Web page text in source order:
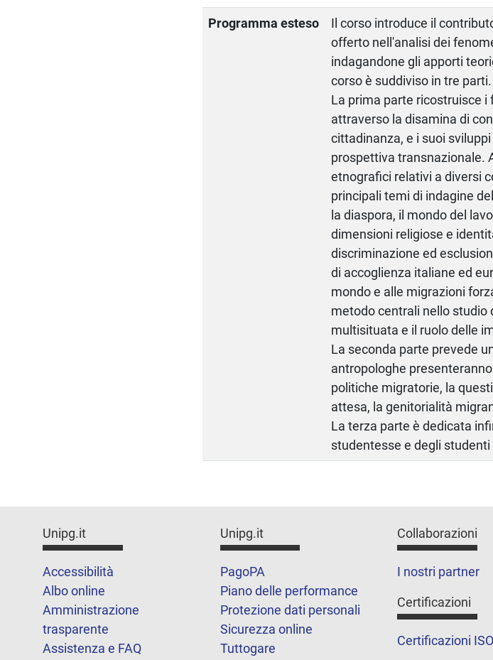
Programma esteso
Il corso introduce il
offerto nell'analisi dei
indagandone gli apporti
corso è suddiviso in tre parti.
La prima parte ricostruisce
attraverso la disamina di
cittadinanza, e i suoi
prospettiva transnazionale.
etnografici relativi a diversi
principali temi di indagine
la diaspora, il mondo del
dimensioni religiose e
discriminazione ed
di accoglienza italiane ed
mondo e alle migrazioni
metodo centrali nello studio
multisituata e il ruolo delle
La seconda parte prevede
antropologhe
politiche migratorie, la
attesa, la genitorialità
La terza parte è dedicata
studentesse e degli
Unipg.it
Accessibilità
Albo online
Amministrazione
trasparente
Assistenza e FAQ
Unipg.it
PagoPA
Piano delle performance
Protezione dati personali
Sicurezza online
Tuttogare
Collaborazioni
I nostri partner
Certificazioni
Certificazioni ISO